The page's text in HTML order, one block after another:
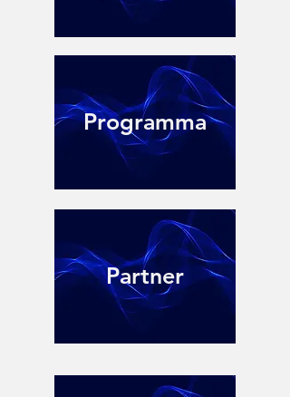
Programma
Partner